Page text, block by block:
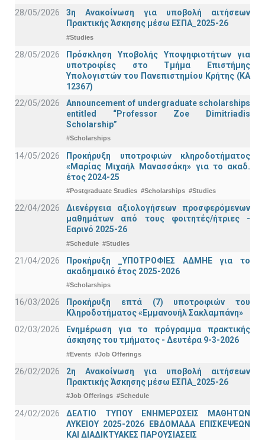
28/05/2026
3η Ανακοίνωση για υποβολή αιτήσεων
Πρακτικής Άσκησης μέσω ΕΣΠΑ_2025-26
#Studies
28/05/2026
Πρόσκληση Υποβολής Υποψηφιοτήτων για
υποτροφίες στο Τμήμα Επιστήμης
Υπολογιστών του Πανεπιστημίου Κρήτης (ΚΑ
12367)
22/05/2026
Announcement of undergraduate scholarships
entitled “Professor Zoe Dimitriadis
Scholarship”
#Scholarships
14/05/2026
Προκήρυξη υποτροφιών κληροδοτήματος
«Μαρίας Μιχαήλ Μανασσάκη» για το ακαδ.
έτος 2024-25
#Postgraduate Studies #Scholarships #Studies
22/04/2026
Διενέργεια αξιολογήσεων προσφερόμενων
μαθημάτων από τους φοιτητές/ήτριες -
Εαρινό 2025-26
#Schedule #Studies
21/04/2026
Προκήρυξη _ΥΠΟΤΡΟΦΙΕΣ ΑΔΜΗΕ για το
ακαδημαικό έτος 2025-2026
#Scholarships
16/03/2026
Προκήρυξη επτά (7) υποτροφιών του
Κληροδοτήματος «Εμμανουήλ Σακλαμπάνη»
02/03/2026
Ενημέρωση για το πρόγραμμα πρακτικής
άσκησης του τμήματος - Δευτέρα 9-3-2026
#Events #Job Offerings
26/02/2026
2η Ανακοίνωση για υποβολή αιτήσεων
Πρακτικής Άσκησης μέσω ΕΣΠΑ_2025-26
#Job Offerings #Schedule
24/02/2026
ΔΕΛΤΙΟ ΤΥΠΟΥ ΕΝΗΜΕΡΩΣΕΙΣ ΜΑΘΗΤΩΝ
ΛΥΚΕΙΟΥ 2025-2026 ΕΒΔΟΜΑΔΑ ΕΠΙΣΚΕΨΕΩΝ
ΚΑΙ ΔΙΑΔΙΚΤΥΑΚΕΣ ΠΑΡΟΥΣΙΑΣΕΙΣ